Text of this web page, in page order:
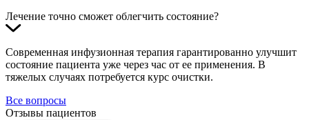
Лечение точно сможет облегчить состояние?
Современная инфузионная терапия гарантированно улучшит
состояние пациента уже через час от ее применения. В
тяжелых случаях потребуется курс очистки.
Все вопросы
Отзывы пациентов